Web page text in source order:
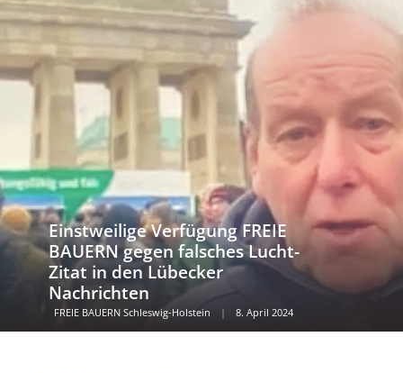
Einstweilige Verfügung FREIE
BAUERN gegen falsches Lucht-
Zitat in den Lübecker
Nachrichten
FREIE BAUERN Schleswig-Holstein | 8. April 2024